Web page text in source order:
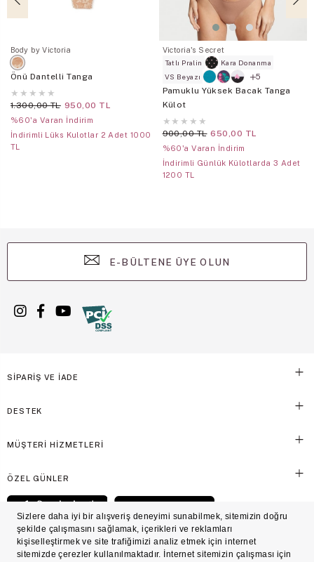
Body by Victoria
Önü Dantelli Tanga
★ ★ ★ ★ ★
1.300,00 TL 950,00 TL
%60'a Varan İndirim
İndirimli Lüks Kulotlar 2 Adet 1000
TL
Victoria's Secret
Tatlı Pralin
Kara Donanma
VS Beyazı
5
Pamuklu Yüksek Bacak Tanga
Külot
★ ★ ★ ★ ★
900,00 TL 650,00 TL
%60'a Varan İndirim
İndirimli Günlük Külotlarda 3 Adet
1200 TL
E-BÜLTENE ÜYE OLUN
SİPARİŞ VE İADE
DESTEK
MÜŞTERİ HİZMETLERİ
ÖZEL GÜNLER
© Victoria's Secret Shaya Mağazacılık A.Ş. Franchise lisansı aracılığıyla işletilen ticari